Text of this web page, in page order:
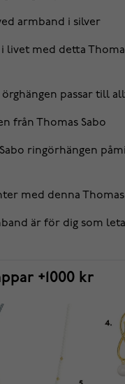
armband i silver
livet med detta
örghängen passar till
från Thomas Sabo
ringörhängen
med denna Thomas
är för dig som
+1000 kr